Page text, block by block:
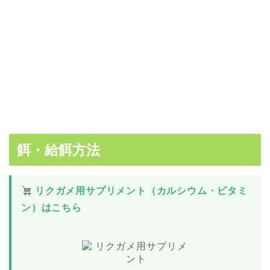
餌・給餌方法
リクガメ用サプリメント（カルシウム・ビタミ
ン）はこちら